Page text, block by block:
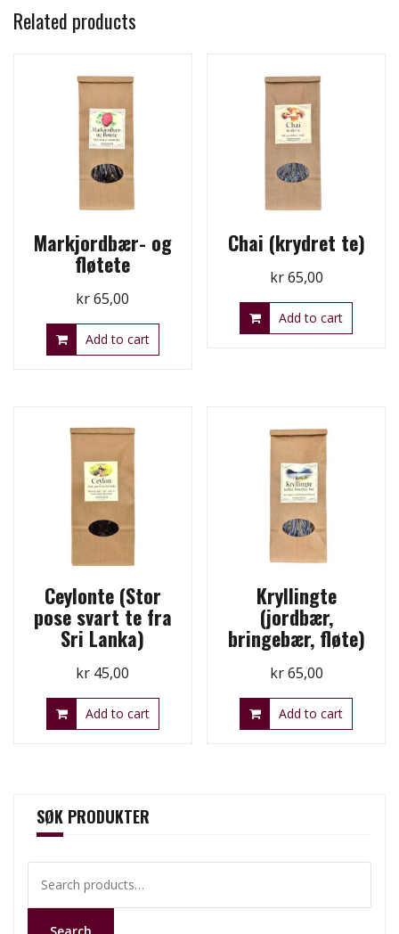
Related products
Markjordbær- og
fløtete
kr65,00
Add to cart
Chai (krydret te)
kr65,00
Add to cart
Ceylonte (Stor
pose svart te fra
Sri Lanka)
kr 45,00
Add to cart
Kryllingte
(jordbær,
bringebær, fløte)
kr65,00
Add to cart
SØK PRODUKTER
for: